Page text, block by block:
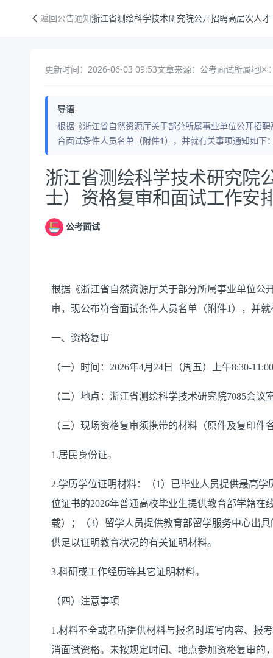
返回公告通知浙江省测绘科学技术研究院公开招聘高层次人
更新时间：2026-06-03 09:53文章来源：公考面试所属地区
导语
根据《浙江省自然资源厅关于部分所属事业单位公开招
合面试条件人员名单（附件1），并就有关事项通知如
公告正文
浙江省测绘科学技术研究院
士）资格复审和面试工作安
公考面试
根据《浙江省自然资源厅关于部分所属事业单位公
审，现公布符合面试条件人员名单（附件1），并
一、资格复审
（一）时间：2026年4月24日（周五）上午8:30-
（二）地点：浙江省测绘科学技术研究院7085会议
（三）现场资格复审须携带的材料（原件及复印
1.居民身份证。
2.学历学位证明材料：（1）已毕业人员提供最高
位证书的2026年普通高校毕业生提供教育部学籍
载）；（3）留学人员提供教育部留学服务中心出
供足以证明教育状况的有关证明材料。
3.科研或工作经历等其它证明材料。
（四）注意事项
1.材料不全或者所提供材料与报名时填写内容、报
消面试资格。未按规定时间、地点参加资格复审的